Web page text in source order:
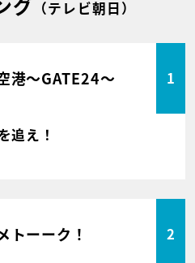
（テレビ朝日）
港～GATE24～ 1
追え！
トーーク！ 2